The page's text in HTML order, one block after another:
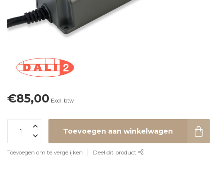
€85,00 Excl. btw
Toevoegen aan winkelwagen
Toevoegen om te vergelijken Deel dit product